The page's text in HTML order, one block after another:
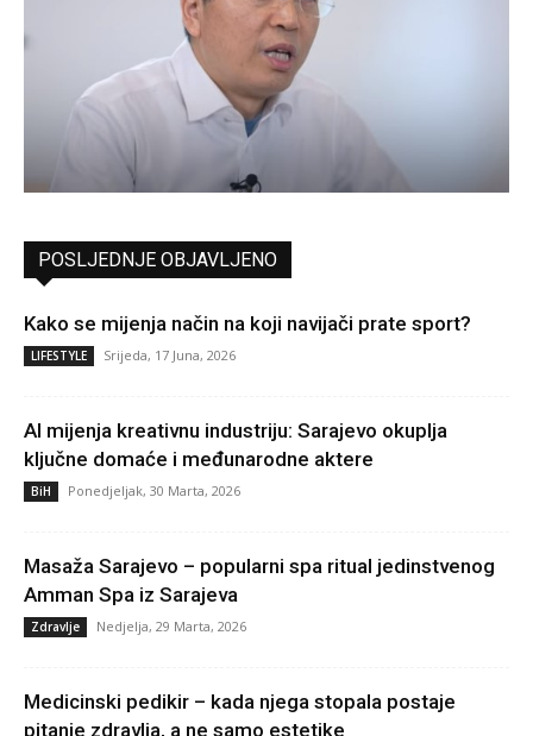
POSLJEDNJE OBJAVLJENO
Kako se mijenja način na koji navijači prate sport?
LIFESTYLE Srijeda, 17 Juna, 2026
AI mijenja kreativnu industriju: Sarajevo okuplja
ključne domaće i međunarodne aktere
BiH Ponedjeljak, 30 Marta, 2026
Masaža Sarajevo – popularni spa ritual jedinstvenog
Amman Spa iz Sarajeva
Zdravlje Nedjelja, 29 Marta, 2026
Medicinski pedikir – kada njega stopala postaje
pitanje zdravlja, a ne samo estetike